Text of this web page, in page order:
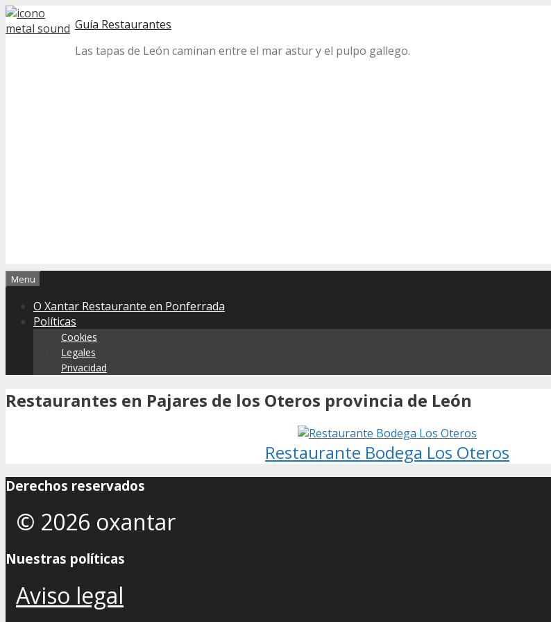
Skip
to
Guía Restaurantes
Las tapas de León caminan entre el mar astur y el pulpo gallego.
Menu
O Xantar Restaurante en Ponferrada
Políticas
Cookies
Legales
Privacidad
Restaurantes en Pajares de los Oteros provincia de León
Restaurante Bodega Los Oteros
Derechos reservados
© 2026 oxantar
Nuestras políticas
Aviso legal